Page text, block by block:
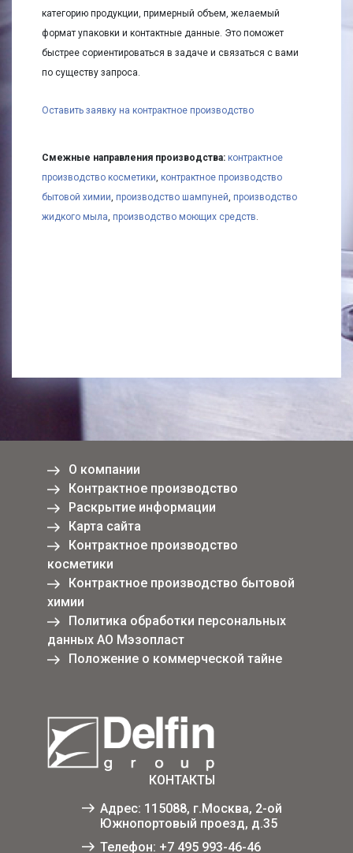
категорию продукции, примерный объем, желаемый
формат упаковки и контактные данные. Это поможет
быстрее сориентироваться в задаче и связаться с вами
по существу запроса.
Оставить заявку на контрактное производство
Смежные направления производства: контрактное
производство косметики, контрактное производство
бытовой химии, производство шампуней, производство
жидкого мыла, производство моющих средств.
О компании
Контрактное производство
Раскрытие информации
Карта сайта
Контрактное производство
косметики
Контрактное производство бытовой
химии
Политика обработки персональных
данных АО Мэзопласт
Положение о коммерческой тайне
КОНТАКТЫ
Адрес: 115088, г.Москва, 2-ой
Южнопортовый проезд, д.35
Телефон: +7 495 993-46-46